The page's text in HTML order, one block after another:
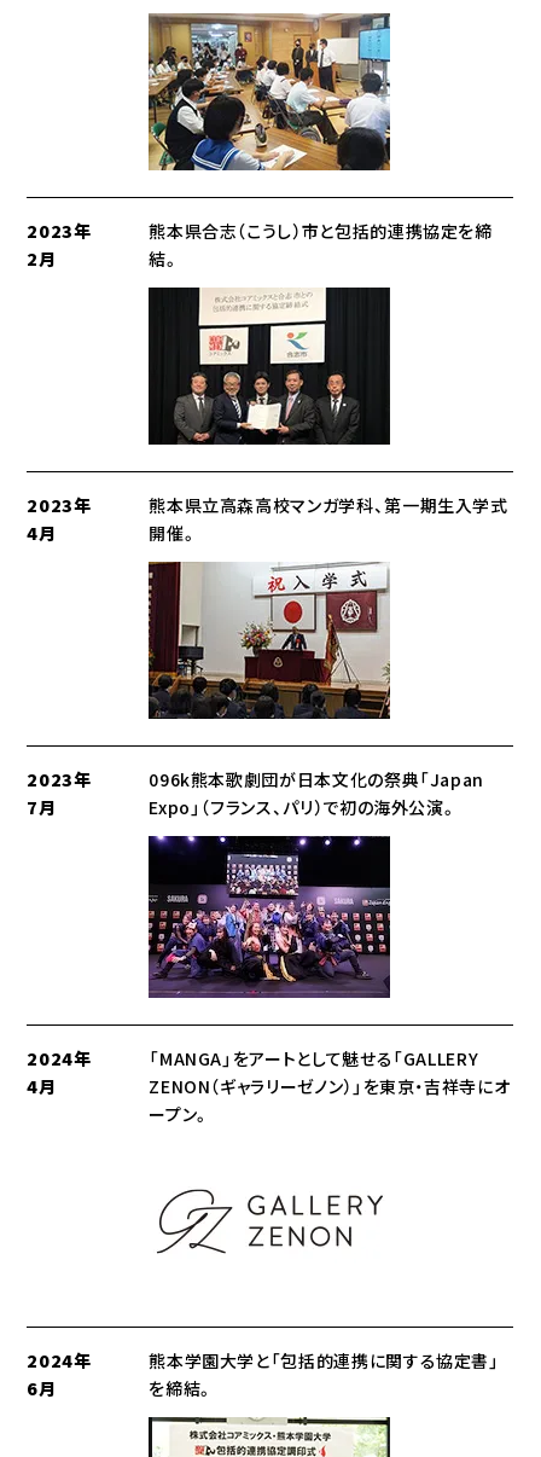
2023年
2月
熊本県合志（こうし）市と包括的連携協定を締
結。
2023年
4月
熊本県立高森高校マンガ学科、第一期生入学式
開催。
2023年
7月
096k熊本歌劇団が日本文化の祭典「Japan
Expo」（フランス、パリ）で初の海外公演。
2024年
4月
「MANGA」をアートとして魅せる「GALLERY
ZENON（ギャラリーゼノン）」を東京・吉祥寺にオ
ープン。
2024年
6月
熊本学園大学と「包括的連携に関する協定書」
を締結。